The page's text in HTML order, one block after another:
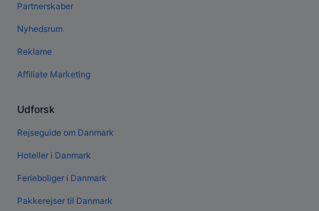
Partnerskaber
Nyhedsrum
Reklame
Affiliate Marketing
Udforsk
Rejseguide om Danmark
Hoteller i Danmark
Ferieboliger i Danmark
Pakkerejser til Danmark